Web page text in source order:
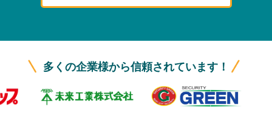
ログイン
多くの企業様から信頼されています！